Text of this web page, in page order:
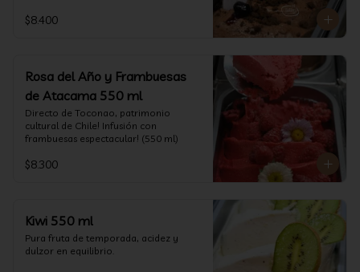
$8.400
Rosa del Año y Frambuesas
de Atacama 550 ml
Directo de Toconao, patrimonio
cultural de Chile! Infusión con
frambuesas espectacular! (550 ml)
$8.300
Kiwi 550 ml
Pura fruta de temporada, acidez y
dulzor en equilibrio.